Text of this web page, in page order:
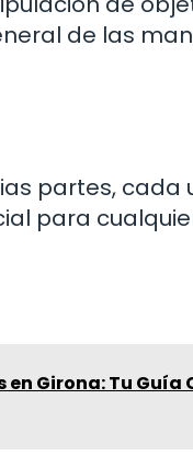
de las
partes, cada
para
en Girona: Tu